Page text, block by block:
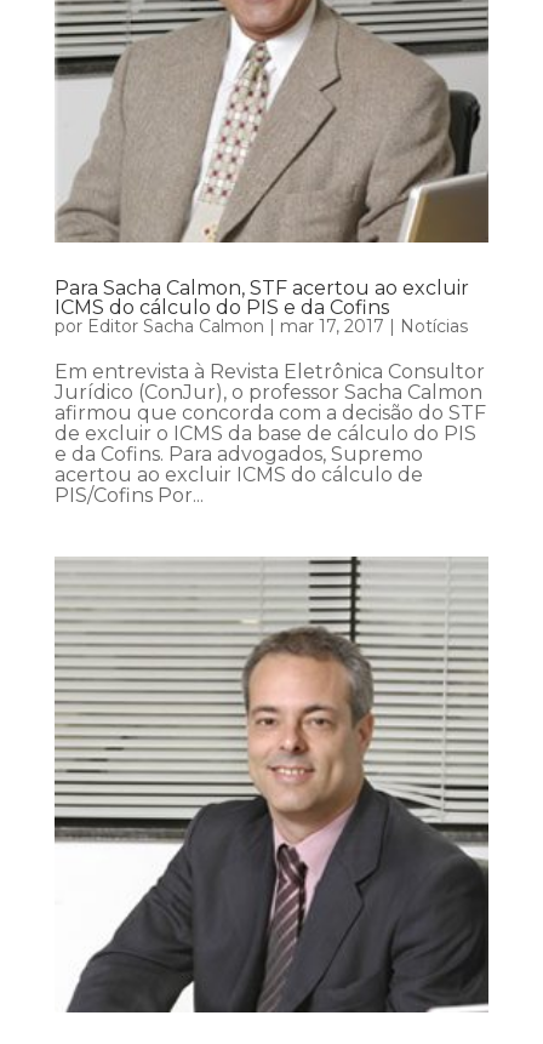
Para Sacha Calmon, STF acertou ao excluir
ICMS do cálculo do PIS e da Cofins
por Editor Sacha Calmon | mar 17, 2017 | Notícias
Em entrevista à Revista Eletrônica Consultor
Jurídico (ConJur), o professor Sacha Calmon
afirmou que concorda com a decisão do STF
de excluir o ICMS da base de cálculo do PIS
e da Cofins. Para advogados, Supremo
acertou ao excluir ICMS do cálculo de
PIS/Cofins Por...